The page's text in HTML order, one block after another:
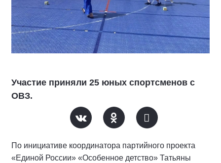
Участие приняли 25 юных спортсменов с
ОВЗ.
По инициативе координатора партийного проекта
«Единой России» «Особенное детство» Татьяны